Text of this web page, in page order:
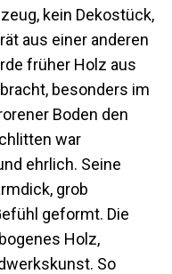
kein Dekostück,
aus einer anderen
früher Holz aus
besonders im
Boden den
war
ehrlich. Seine
grob
geformt. Die
Holz,
So